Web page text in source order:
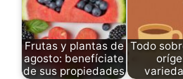
Frutas y plantas de
agosto: benefíciate
de sus propiedades
Todo